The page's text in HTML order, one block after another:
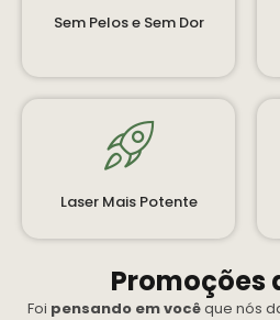
Sem Pelos e Sem Dor
Laser Mais Potente
Promoções
Foi pensando em vocêque nós